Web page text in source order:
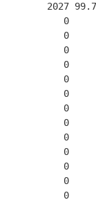
2027
0
0
0
0
0
0
0
0
0
0
0
0
0